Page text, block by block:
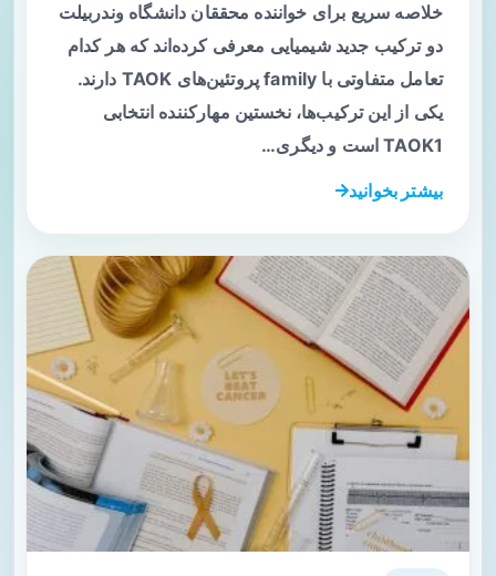
خلاصه سریع برای خواننده محققان دانشگاه وندربیلت
دو ترکیب جدید شیمیایی معرفی کرده‌اند که هر کدام
تعامل متفاوتی با family پروتئین‌های TAOK دارند.
یکی از این ترکیب‌ها، نخستین مهارکننده انتخابی
TAOK1 است و دیگری…
بیشتر بخوانید